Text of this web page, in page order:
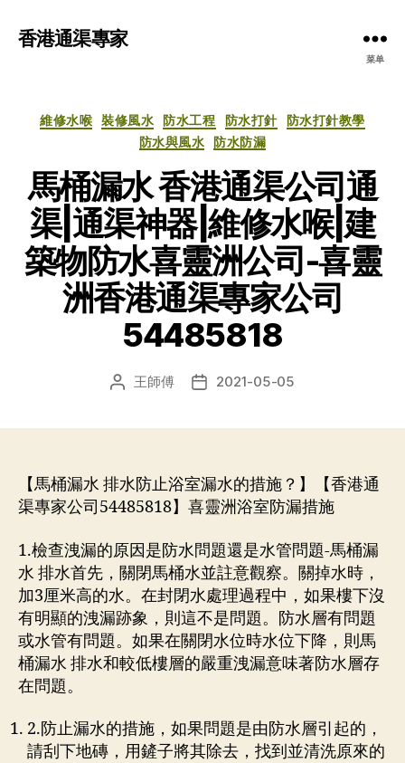
香港通渠專家
菜单
分
类
維修水喉 裝修風水 防水工程 防水打針
防水打針教學
防水與風水
防水防漏
馬桶漏水 香港通渠公司通
渠|通渠神器|維修水喉|建
築物防水喜靈洲公司-喜靈
洲香港通渠專家公司
54485818
文 王師傅
发 2021-05-05
【馬桶漏水 排水防止浴室漏水的措施？】【香港通
渠專家公司54485818】喜靈洲浴室防漏措施
1.檢查洩漏的原因是防水問題還是水管問題-馬桶漏
水 排水首先，關閉馬桶水並註意觀察。關掉水時，
加3厘米高的水。在封閉水處理過程中，如果樓下沒
有明顯的洩漏跡象，則這不是問題。防水層有問題
或水管有問題。如果在關閉水位時水位下降，則馬
桶漏水 排水和較低樓層的嚴重洩漏意味著防水層存
在問題。
2.防止漏水的措施，如果問題是由防水層引起的，
請刮下地磚，用鏟子將其除去，找到並清洗原來的